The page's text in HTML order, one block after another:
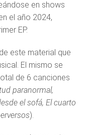
en shows
el año 2024,
EP.
este material que
El mismo se
de 6 canciones
paranormal,
el sofá, El cuarto
).